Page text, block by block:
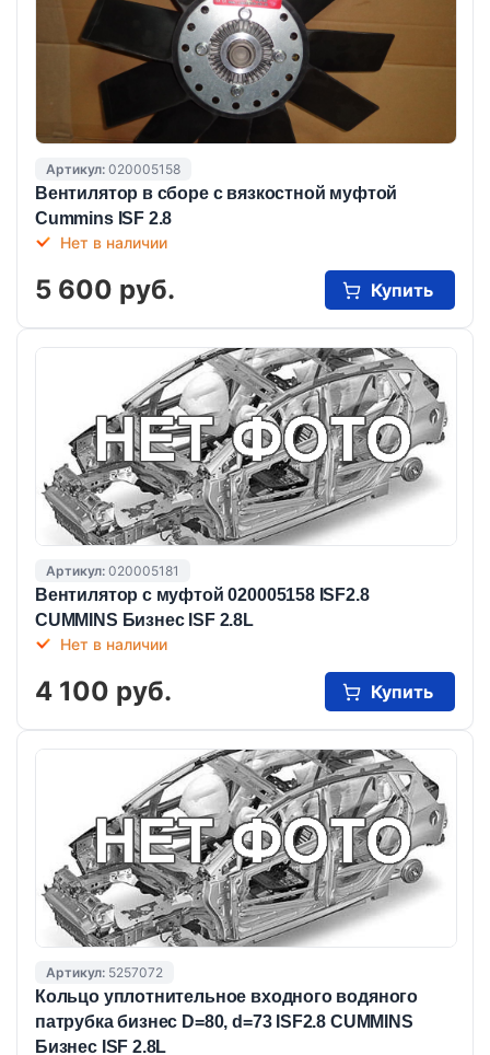
Артикул: 020005158
Вентилятор в сборе с вязкостной муфтой
Cummins ISF 2.8
Нет в наличии
5 600 руб. Купить
Артикул: 020005181
Вентилятор с муфтой 020005158 ISF2.8
CUMMINS Бизнес ISF 2.8L
Нет в наличии
4 100 руб. Купить
Артикул: 5257072
Кольцо уплотнительное входного водяного
патрубка бизнес D=80, d=73 ISF2.8 CUMMINS
Бизнес ISF 2.8L